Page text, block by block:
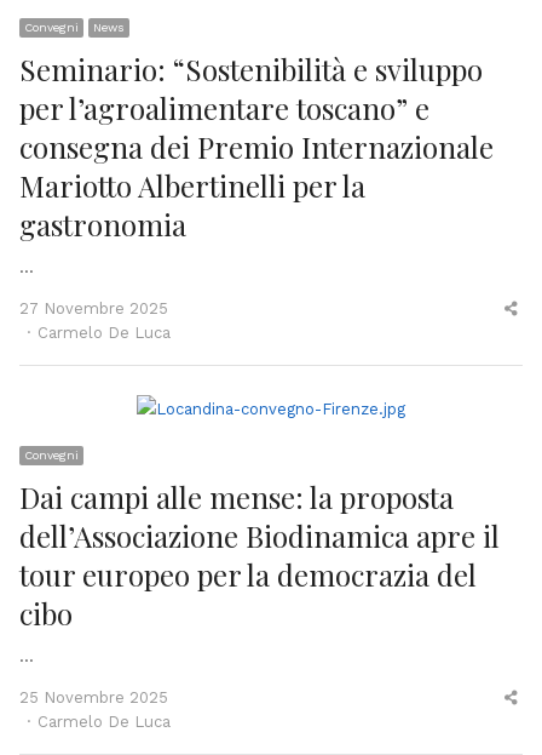
Convegni News
Seminario: “Sostenibilità e sviluppo
per l’agroalimentare toscano” e
consegna dei Premio Internazionale
Mariotto Albertinelli per la
gastronomia
…
27 Novembre 2025
Author
Carmelo De Luca
Convegni
Dai campi alle mense: la proposta
dell’Associazione Biodinamica apre il
tour europeo per la democrazia del
cibo
…
25 Novembre 2025
Author
Carmelo De Luca